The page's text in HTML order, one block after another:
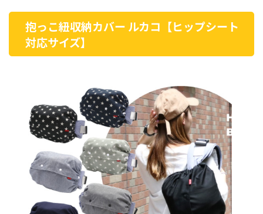
抱っこ紐収納カバー ルカコ【ヒップシート
対応サイズ】